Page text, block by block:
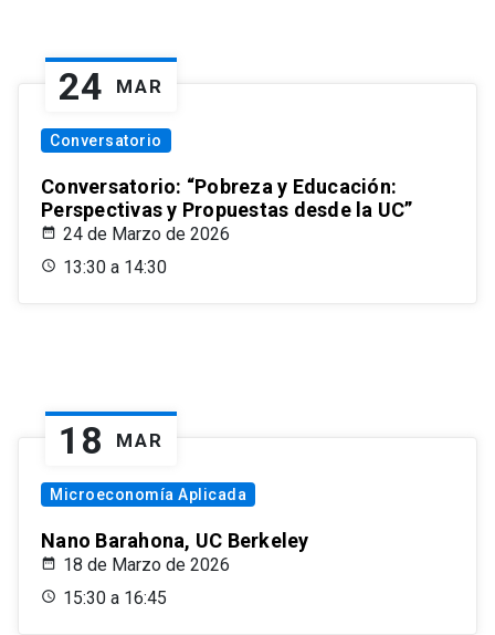
24 MAR
Conversatorio
Conversatorio: “Pobreza y Educación:
Perspectivas y Propuestas desde la UC”
24 de Marzo de 2026
13:30 a 14:30
18 MAR
Microeconomía Aplicada
Nano Barahona, UC Berkeley
18 de Marzo de 2026
15:30 a 16:45